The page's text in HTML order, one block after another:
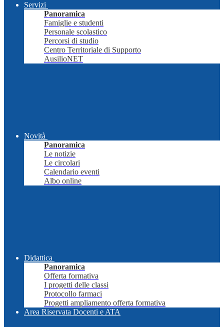
Servizi
Panoramica
Famiglie e studenti
Personale scolastico
Percorsi di studio
Centro Territoriale di Supporto
AusilioNET
Novità
Panoramica
Le notizie
Le circolari
Calendario eventi
Albo online
Didattica
Panoramica
Offerta formativa
I progetti delle classi
Protocollo farmaci
Progetti ampliamento offerta formativa
Area Riservata Docenti e ATA